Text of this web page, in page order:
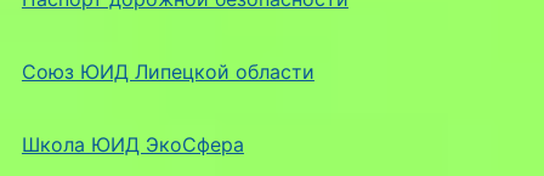
Союз ЮИД Липецкой области
Школа ЮИД ЭкоСфера